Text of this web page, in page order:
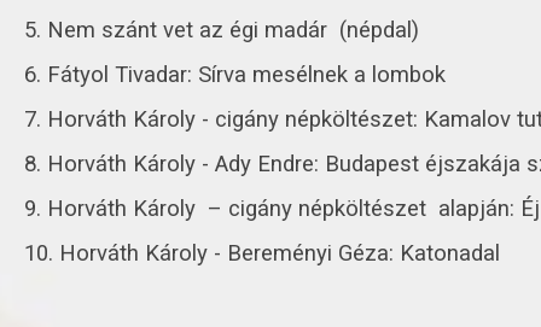
5. Nem szánt vet az égi madár (népdal)
6. Fátyol Tivadar: Sírva mesélnek a lombok
7. Horváth Károly - cigány népköltészet: Kamalov
8. Horváth Károly - Ady Endre: Budapest éjszakája
9. Horváth Károly – cigány népköltészet alapján:
10. Horváth Károly - Bereményi Géza: Katonadal